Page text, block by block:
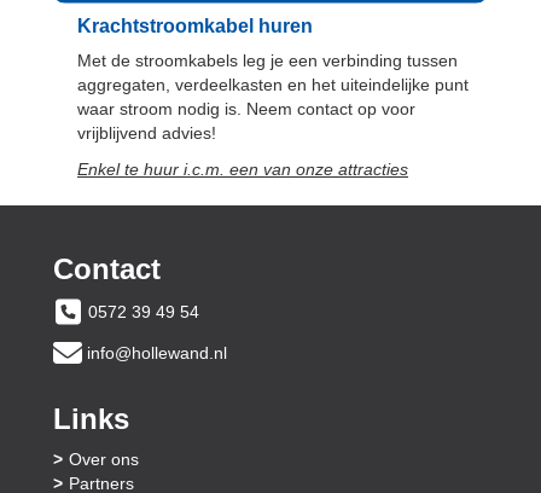
Krachtstroomkabel huren
Met de stroomkabels leg je een verbinding tussen
aggregaten, verdeelkasten en het uiteindelijke punt
waar stroom nodig is. Neem contact op voor
vrijblijvend advies!
Enkel te huur i.c.m. een van onze attracties
Contact
0572 39 49 54
info@hollewand.nl
Links
Over ons
Partners